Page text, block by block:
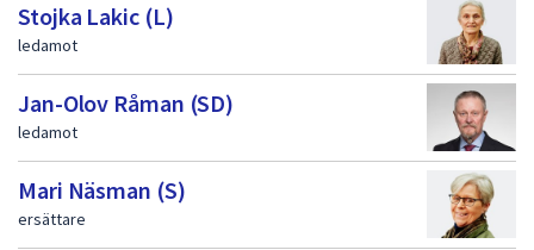
Stojka Lakic (L)
ledamot
Jan-Olov Råman (SD)
ledamot
Mari Näsman (S)
ersättare